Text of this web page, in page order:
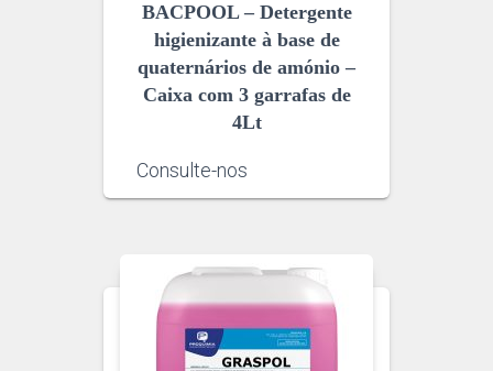
BACPOOL – Detergente
higienizante à base de
quaternários de amónio –
Caixa com 3 garrafas de
4Lt
Consulte-nos